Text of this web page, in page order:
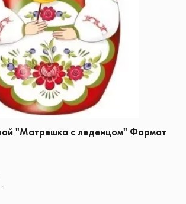
"Матрешка с леденцом" Формат